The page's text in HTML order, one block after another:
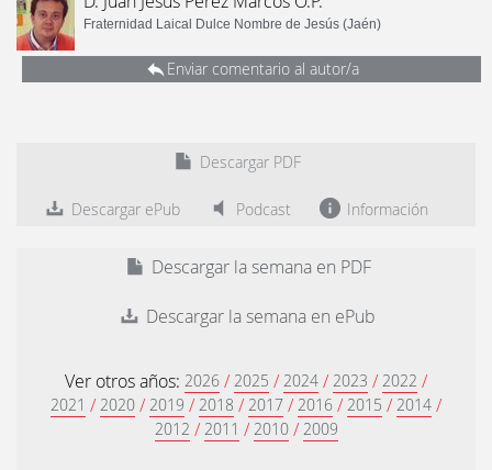
Fraternidad Laical Dulce Nombre de Jesús (Jaén)
Enviar comentario al autor/a
Descargar PDF
Descargar ePub Podcast Información
Descargar la semana en PDF
Descargar la semana en ePub
Ver otros años: 2026 / 2025 / 2024 / 2023 / 2022 /
2021 / 2020 / 2019 / 2018 / 2017 / 2016 / 2015 / 2014 /
2012 / 2011 / 2010 / 2009